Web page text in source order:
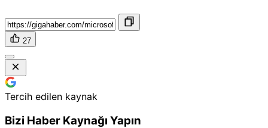
27
Tercih edilen kaynak
Bizi Haber Kaynağı Yapın